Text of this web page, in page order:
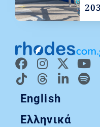
English
Ελληνικά